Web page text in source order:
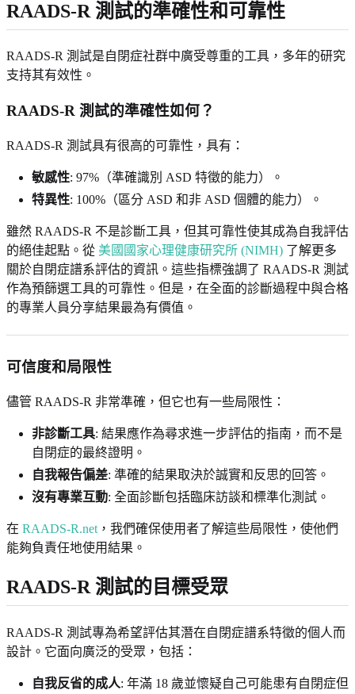
RAADS-R 測試的準確性和可靠性
RAADS-R 測試是自閉症社群中廣受尊重的工具，多年的研究
支持其有效性。
RAADS-R 測試的準確性如何？
RAADS-R 測試具有很高的可靠性，具有：
敏感性: 97%（準確識別 ASD 特徵的能力）。
特異性: 100%（區分 ASD 和非 ASD 個體的能力）。
雖然 RAADS-R 不是診斷工具，但其可靠性使其成為自我評估
的絕佳起點。從 美國國家心理健康研究所 (NIMH) 了解更多
關於自閉症譜系評估的資訊。這些指標強調了 RAADS-R 測試
作為預篩選工具的可靠性。但是，在全面的診斷過程中與合格
的專業人員分享結果最為有價值。
可信度和局限性
儘管 RAADS-R 非常準確，但它也有一些局限性：
非診斷工具: 結果應作為尋求進一步評估的指南，而不是
自閉症的最終證明。
自我報告偏差: 準確的結果取決於誠實和反思的回答。
沒有專業互動: 全面診斷包括臨床訪談和標準化測試。
在 RAADS-R.net ，我們確保使用者了解這些局限性，使他們
能夠負責任地使用結果。
RAADS-R 測試的目標受眾
RAADS-R 測試專為希望評估其潛在自閉症譜系特徵的個人而
設計。它面向廣泛的受眾，包括：
自我反省的成人: 年滿 18 歲並懷疑自己可能患有自閉症但